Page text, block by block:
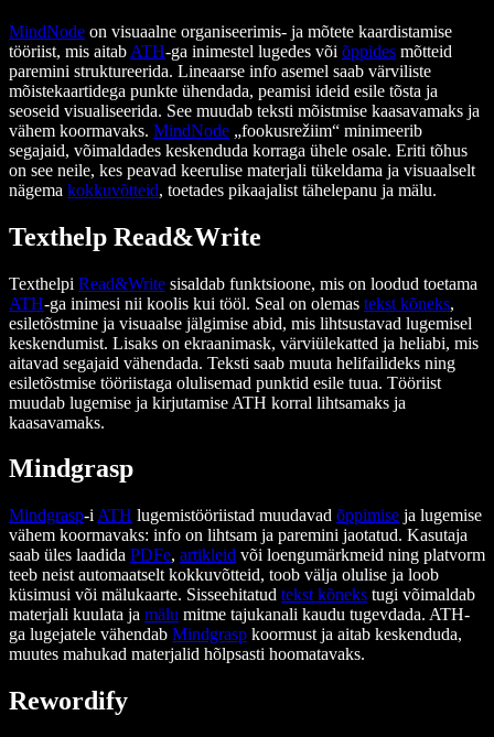
MindNode on visuaalne organiseerimis- ja mõtete kaardistamise
tööriist, mis aitab ATH-ga inimestel lugedes või õppides mõtteid
paremini struktureerida. Lineaarse info asemel saab värviliste
mõistekaartidega punkte ühendada, peamisi ideid esile tõsta ja
seoseid visualiseerida. See muudab teksti mõistmise kaasavamaks ja
vähem koormavaks. MindNode „fookusrežiim“ minimeerib
segajaid, võimaldades keskenduda korraga ühele osale. Eriti tõhus
on see neile, kes peavad keerulise materjali tükeldama ja visuaalselt
nägema kokkuvõtteid, toetades pikaajalist tähelepanu ja mälu.
Texthelp Read&Write
Texthelpi Read&Write sisaldab funktsioone, mis on loodud toetama
ATH-ga inimesi nii koolis kui tööl. Seal on olemas tekst kõneks,
esiletõstmine ja visuaalse jälgimise abid, mis lihtsustavad lugemisel
keskendumist. Lisaks on ekraanimask, värviülekatted ja heliabi, mis
aitavad segajaid vähendada. Teksti saab muuta helifailideks ning
esiletõstmise tööriistaga olulisemad punktid esile tuua. Tööriist
muudab lugemise ja kirjutamise ATH korral lihtsamaks ja
kaasavamaks.
Mindgrasp
Mindgrasp-i ATH lugemistööriistad muudavad õppimise ja lugemise
vähem koormavaks: info on lihtsam ja paremini jaotatud. Kasutaja
saab üles laadida PDFe, artikleid või loengumärkmeid ning platvorm
teeb neist automaatselt kokkuvõtteid, toob välja olulise ja loob
küsimusi või mälukaarte. Sisseehitatud tekst kõneks tugi võimaldab
materjali kuulata ja mälu mitme tajukanali kaudu tugevdada. ATH-
ga lugejatele vähendab Mindgrasp koormust ja aitab keskenduda,
muutes mahukad materjalid hõlpsasti hoomatavaks.
Rewordify